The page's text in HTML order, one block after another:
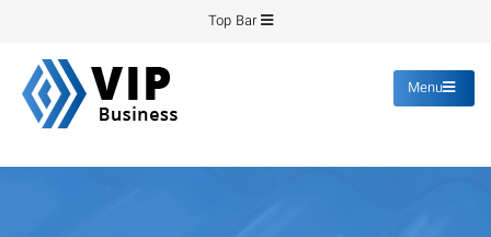
content
Top Bar
Menu